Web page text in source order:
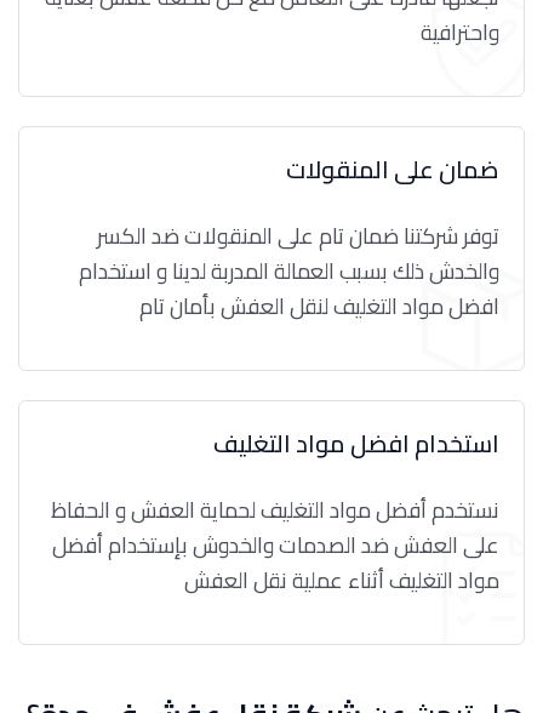
واحترافية
ضمان على المنقولات
توفر شركتنا ضمان تام على المنقولات ضد الكسر
والخدش ذلك بسبب العمالة المدربة لدينا و استخدام
افضل مواد التغليف لنقل العفش بأمان تام
استخدام افضل مواد التغليف
نستخدم أفضل مواد التغليف لحماية العفش و الحفاظ
على العفش ضد الصدمات والخدوش بإستخدام أفضل
مواد التغليف أثناء عملية نقل العفش